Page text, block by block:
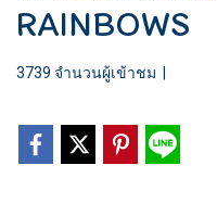
RAINBOWS
3739 จำนวนผู้เข้าชม